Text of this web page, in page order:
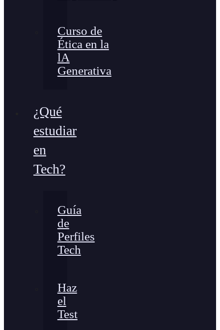
Curso de
Ética en la
lA
Generativa
¿Qué
estudiar
en
Tech?
Guía
de
Perfiles
Tech
Haz
el
Test